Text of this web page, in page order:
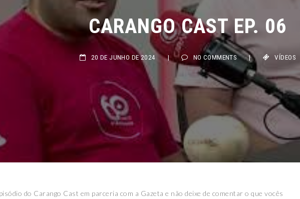
CARANGO CAST EP. 06
20 DE JUNHO DE 2024 | NO COMMENTS |
do Carango Cast em parceria com a Gazeta e não deixe de comentar o que vocês